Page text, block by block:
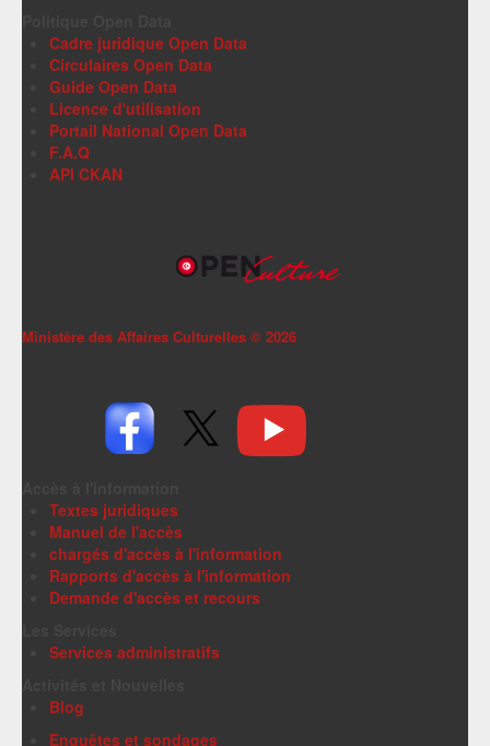
Cadre juridique Open Data
Circulaires Open Data
Guide Open Data
Licence d'utilisation
Portail National Open Data
F.A.Q
API CKAN
Ministère des Affaires Culturelles © 2026
Textes juridiques
Manuel de l'accès
chargés d'accès à l'information
Rapports d'accès à l'information
Demande d'accès et recours
Services administratifs
Blog
Enquêtes et sondages